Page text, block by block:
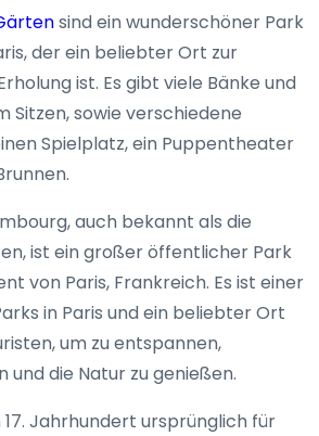
sind ein wunderschöner Park
der ein beliebter Ort zur
ist. Es gibt viele Bänke und
Sitzen, sowie verschiedene
Spielplatz, ein Puppentheater
auch bekannt als die
ist ein großer öffentlicher Park
von Paris, Frankreich. Es ist einer
in Paris und ein beliebter Ort
um zu entspannen,
und die Natur zu genießen.
Jahrhundert ursprünglich für